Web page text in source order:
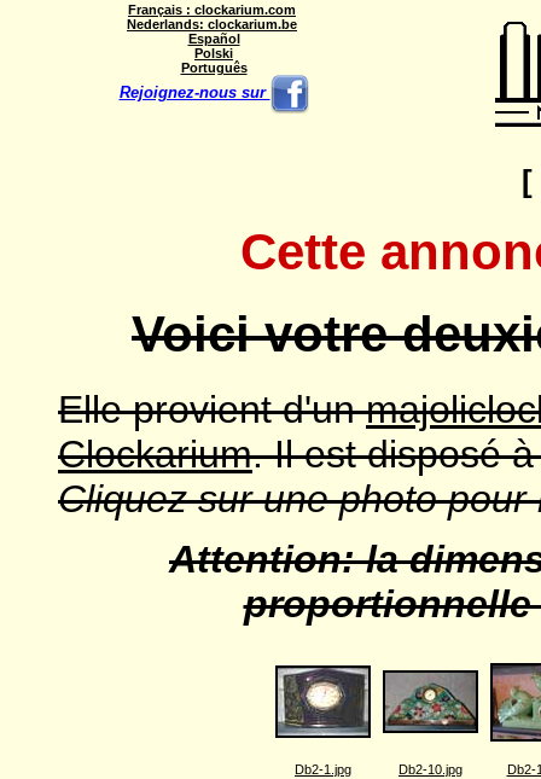
Français : clockarium.com
Nederlands: clockarium.be
Español
Polski
Português
Rejoignez-nous sur
Cette
Voici votre
Elle provient d'un
Clockarium. Il est disposé
Cliquez sur une photo pour
Attention: la
proportionnelle
Db2-1.jpg Db2-10.jpg Db2-